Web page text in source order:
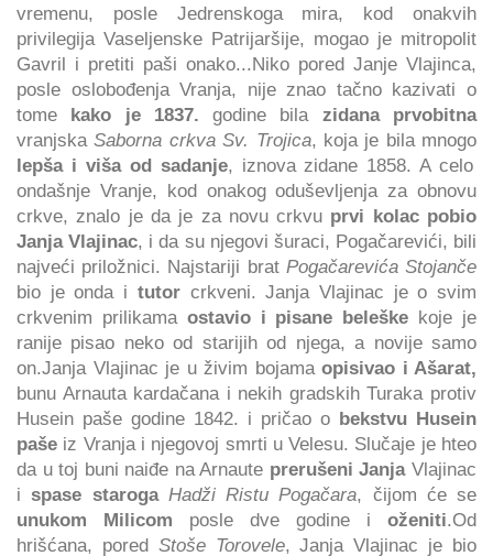
vremenu, posle Jedrenskoga mira, kod onakvih
privilegija Vaseljenske Patrijaršije, mogao je mitropolit
Gavril i pretiti paši onako...Niko pored Janje Vlajinca,
posle oslobođenja Vranja, nije znao tačno kazivati o
tome kako je 1837.godine bila zidana prvobitna
vranjska Saborna crkva Sv. Trojica, koja je bila mnogo
lepša i viša od sadanje, iznova zidane 1858. A celo
ondašnje Vranje, kod onakog oduševljenja za obnovu
crkve, znalo je da je za novu crkvu prvi kolac pobio
Janja Vlajinac, i da su njegovi šuraci, Pogačarevići, bili
najveći priložnici. Najstariji brat Pogačarevića Stojanče
bio je onda i tutorcrkveni. Janja Vlajinac je o svim
crkvenim prilikama ostavio i pisane beleške koje je
ranije pisao neko od starijih od njega, a novije samo
on.Janja Vlajinac je u živim bojama opisivao i Ašarat,
bunu Arnauta kardačana i nekih gradskih Turaka protiv
Husein paše godine 1842. i pričao o bekstvu Husein
paše iz Vranja i njegovoj smrti u Velesu. Slučaje je hteo
da u toj buni naiđe na Arnaute prerušeni JanjaVlajinac
i spase staroga Hadži Ristu Pogačara, čijom će se
unukom Milicom posle dve godine i oženiti.Od
hrišćana, pored Stoše Torovele, Janja Vlajinac je bio